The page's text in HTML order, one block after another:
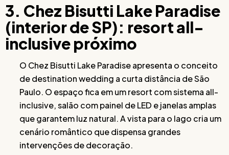
3. Chez Bisutti Lake Paradise
(interior de SP): resort all-
inclusive próximo
O Chez Bisutti Lake Paradise apresenta o conceito
de destination wedding a curta distância de São
Paulo. O espaço fica em um resort com sistema all-
inclusive, salão com painel de LED e janelas amplas
que garantem luz natural. A vista para o lago cria um
cenário romântico que dispensa grandes
intervenções de decoração.